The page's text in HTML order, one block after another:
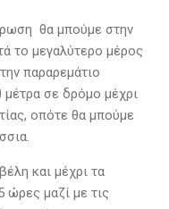
θα μπούμε στην
το μεγαλύτερο μέρος
παραρεμάτιο
μέτρα σε δρόμο μέχρι
οπότε θα μπούμε
και μέχρι τα
ώρες μαζί με τις